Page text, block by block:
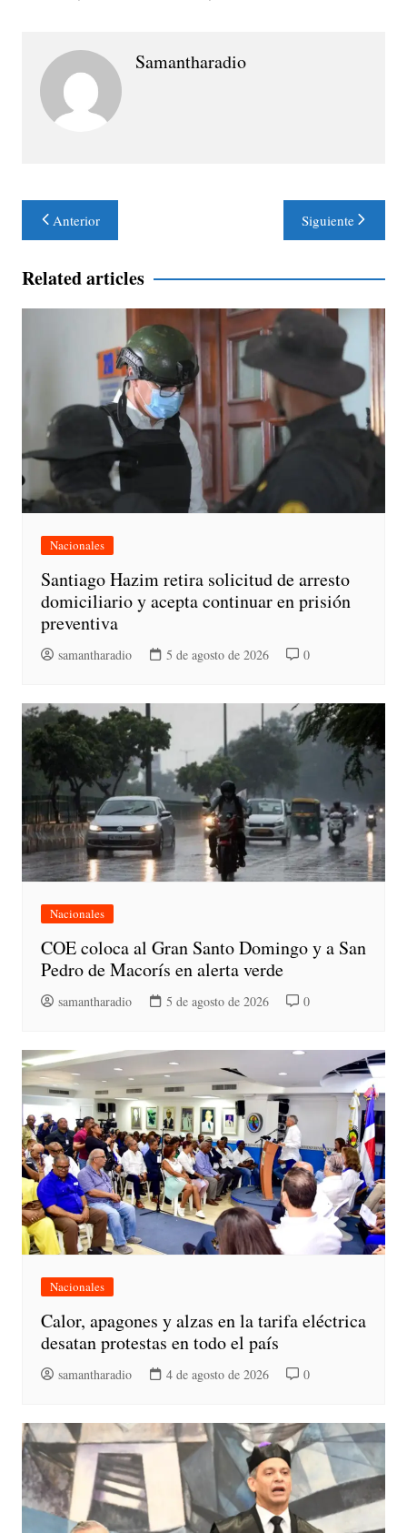
Samantharadio
Navegación
de
entradas
Anterior Siguiente
Related articles
Nacionales
Santiago Hazim retira solicitud de arresto
domiciliario y acepta continuar en prisión
preventiva
samantharadio 5 de agosto de 2026 0
Nacionales
COE coloca al Gran Santo Domingo y a San
Pedro de Macorís en alerta verde
samantharadio 5 de agosto de 2026 0
Nacionales
Calor, apagones y alzas en la tarifa eléctrica
desatan protestas en todo el país
samantharadio 4 de agosto de 2026 0